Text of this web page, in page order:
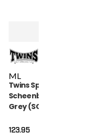
ML
Twins Special
Scheenbeschermers
Grey (SGL 7 GREY)
123.95